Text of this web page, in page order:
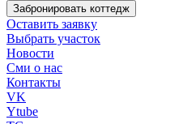
Забронировать коттедж
Оставить заявку
Выбрать участок
Новости
Сми о нас
Контакты
VK
Ytube